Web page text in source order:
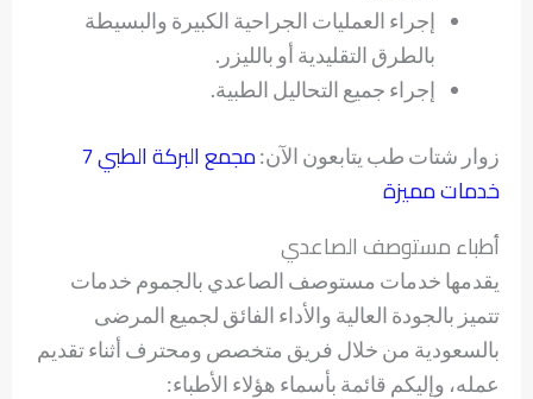
إجراء العمليات الجراحية الكبيرة والبسيطة
بالطرق التقليدية أو بالليزر.
إجراء جميع التحاليل الطبية.
زوار شتات طب يتابعون الآن:
مجمع البركة الطبي 7
خدمات مميزة
أطباء مستوصف الصاعدي
يقدمها خدمات مستوصف الصاعدي بالجموم خدمات
تتميز بالجودة العالية والأداء الفائق لجميع المرضى
بالسعودية من خلال فريق متخصص ومحترف أثناء تقديم
عمله، وإليكم قائمة بأسماء هؤلاء الأطباء: